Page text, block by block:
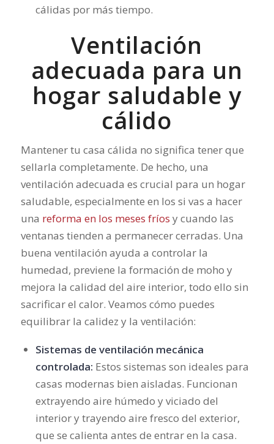
cálidas por más tiempo.
Ventilación
adecuada para un
hogar saludable y
cálido
Mantener tu casa cálida no significa tener que
sellarla completamente. De hecho, una
ventilación adecuada es crucial para un hogar
saludable, especialmente en los si vas a hacer
una reforma en los meses fríos y cuando las
ventanas tienden a permanecer cerradas. Una
buena ventilación ayuda a controlar la
humedad, previene la formación de moho y
mejora la calidad del aire interior, todo ello sin
sacrificar el calor. Veamos cómo puedes
equilibrar la calidez y la ventilación:
Sistemas de ventilación mecánica
controlada: Estos sistemas son ideales para
casas modernas bien aisladas. Funcionan
extrayendo aire húmedo y viciado del
interior y trayendo aire fresco del exterior,
que se calienta antes de entrar en la casa.